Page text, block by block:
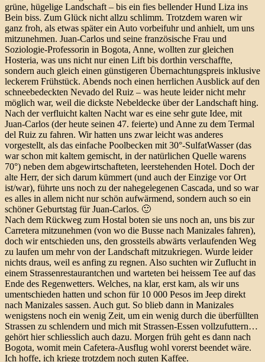
grüne, hügelige Landschaft – bis ein fies bellender Hund Liza ins
Bein biss. Zum Glück nicht allzu schlimm. Trotzdem waren wir
ganz froh, als etwas später ein Auto vorbeifuhr und anhielt, um uns
mitzunehmen. Juan-Carlos und seine französische Frau und
Soziologie-Professorin in Bogota, Anne, wollten zur gleichen
Hosteria, was uns nicht nur einen Lift bis dorthin verschaffte,
sondern auch gleich einen günstigeren Übernachtungspreis inklusive
leckerem Frühstück. Abends noch einen herrlichen Ausblick auf den
schneebedeckten Nevado del Ruiz – was heute leider nicht mehr
möglich war, weil die dickste Nebeldecke über der Landschaft hing.
Nach der verfluicht kalten Nacht war es eine sehr gute Idee, mit
Juan-Carlos (der heute seinen 47. feierte) und Anne zu dem Termal
del Ruiz zu fahren. Wir hatten uns zwar leicht was anderes
vorgestellt, als das einfache Poolbecken mit 30°-SulfatWasser (das
war schon mit kaltem gemischt, in der natürlichen Quelle warens
70°) neben dem abgewirtschafteten, leerstehenden Hotel. Doch der
alte Herr, der sich darum kümmert (und auch der Einzige vor Ort
ist/war), führte uns noch zu der nahegelegenen Cascada, und so war
es alles in allem nicht nur schön aufwärmend, sondern auch so ein
schöner Geburtstag für Juan-Carlos. 🙂
Nach dem Rückweg zum Hostal boten sie uns noch an, uns bis zur
Carretera mitzunehmen (von wo die Busse nach Manizales fahren),
doch wir entschieden uns, den grossteils abwärts verlaufenden Weg
zu laufen um mehr von der Landschaft mitzukriegen. Wurde leider
nichts draus, weil es anfing zu regnen. Also suchten wir Zuflucht in
einem Strassenrestaurantchen und warteten bei heissem Tee auf das
Ende des Regenwetters. Welches, na klar, erst kam, als wir uns
umentschieden hatten und schon für 10 000 Pesos im Jeep direkt
nach Manizales sassen. Auch gut. So blieb dann in Manizales
wenigstens noch ein wenig Zeit, um ein wenig durch die überfüllten
Strassen zu schlendern und mich mit Strassen-Essen vollzufuttern…
gehört hier schliesslich auch dazu. Morgen früh geht es dann nach
Bogota, womit mein Cafetera-Ausflug wohl vorerst beendet wäre.
Ich hoffe, ich kriege trotzdem noch guten Kaffee.